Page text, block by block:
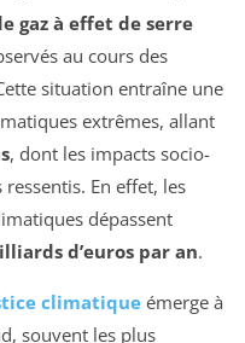
gaz à effet de serre
au cours des
situation entraîne une
extrêmes, allant
, dont les impacts socio-
En effet, les
dépassent
d’euros par an.
climatiqueémerge à
souvent les plus